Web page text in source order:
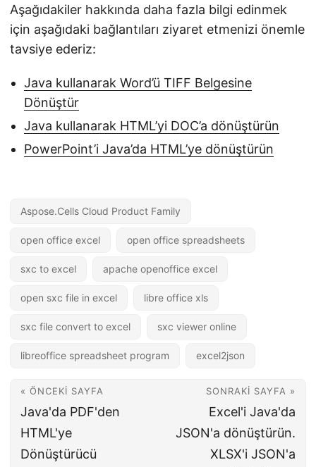
Aşağıdakiler hakkında daha fazla bilgi edinmek
için aşağıdaki bağlantıları ziyaret etmenizi önemle
tavsiye ederiz:
Java kullanarak Word’ü TIFF Belgesine
Dönüştür
Java kullanarak HTML’yi DOC’a dönüştürün
PowerPoint’i Java’da HTML’ye dönüştürün
Aspose.Cells Cloud Product Family
open office excel open office spreadsheets
sxc to excel apache openoffice excel
open sxc file in excel libre office xls
sxc file convert to excel sxc viewer online
libreoffice spreadsheet program excel2json
« ÖNCEKI SAYFA
Java'da PDF'den
HTML'ye
Dönüştürücü
SONRAKI SAYFA »
Excel'i Java'da
JSON'a dönüştürün.
XLSX'i JSON'a